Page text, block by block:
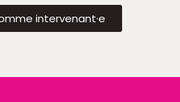
intervenant·e